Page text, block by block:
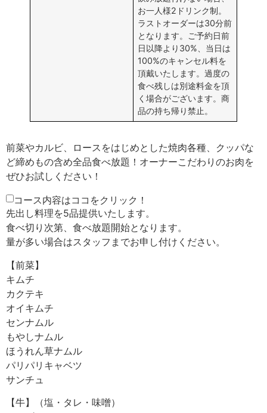
お一人様2ドリンク制。
ラストオーダーは30分前
となります。ご予約日前
日以降より30%、当日は
100%のキャンセル料を
頂戴いたします。過度の
食べ残しは別途料金を頂
く場合がございます。商
品の持ち帰り禁止。
前菜やカルビ、ロースをはじめとした焼肉各種、クッパな
ど締めもの含め全品食べ放題！オーナーこだわりのお肉を
ぜひお試しください！
コース内容はココをクリック！
先出し料理を5品提供いたします。
食べ切り次第、食べ放題開始となります。
量が多い場合はスタッフまでお申し付けください。
【前菜】
キムチ
カクテキ
オイキムチ
センナムル
もやしナムル
ほうれん草ナムル
パリパリキャベツ
サンチュ
【牛】（塩・タレ・味噌）